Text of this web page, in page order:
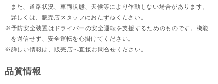
また、道路状況、車両状態、天候等により作動しない場合があります。
詳しくは、販売店スタッフにおたずねください。
予防安全装置はドライバーの安全運転を支援するためのものです。機能
を過信せず、安全運転を心掛けてください。
詳しい情報は、販売店へ直接お問合せください。
品質情報